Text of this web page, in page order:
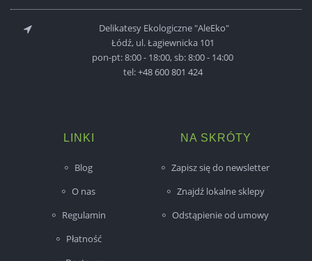
Delikatesy Ekologiczne "AleEko"
Łódź, ul. Łagiewnicka 101
pon-pt: 8:00 - 18:00, sb: 8:00 - 14:00
tel:+48 600 801 424
LINKI
Blog
O nas
Regulamin
Płatność
NA SKRÓTY
Zapisz się do newsletter
Znajdź lokalne sklepy
Odstąpienie od umowy